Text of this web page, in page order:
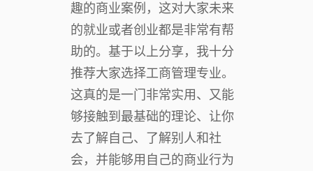
趣的商业案例，这对大家未来
的就业或者创业都是非常有帮
助的。基于以上分享，我十分
推荐大家选择工商管理专业。
这真的是一门非常实用、又能
够接触到最基础的理论、让你
去了解自己、了解别人和社
会，并能够用自己的商业行为